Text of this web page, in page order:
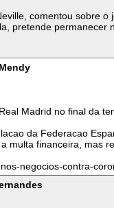
comentou sobre
pretende
Madrid no final da
da Federacao
multa financeira, mas
negocios-contra-